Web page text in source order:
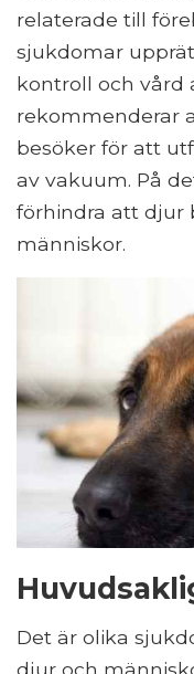
relaterade till
sjukdomar
kontroll och vård
rekommenderar
besöker för att
av vakuum. På
förhindra att djur
människor.
Det är olika
djur och